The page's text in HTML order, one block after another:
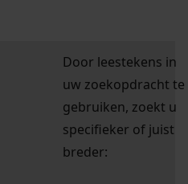
Door leestekens in
uw zoekopdracht te
gebruiken, zoekt u
specifieker of juist
breder: